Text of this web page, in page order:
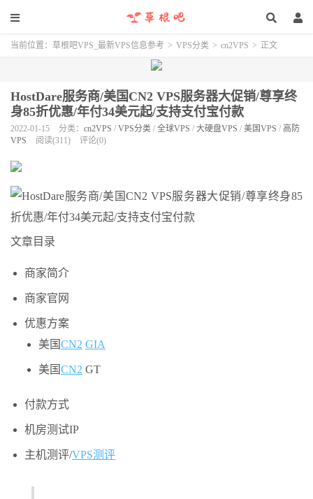
当前位置： 草根吧VPS_最新VPS信息参考 > VPS分类 > cn2VPS > 正文
HostDare服务商/美国CN2 VPS服务器大促销/尊享终
身85折优惠/年付34美元起/支持支付宝付款
2022-01-15 分类： cn2VPS / VPS分类 / 全球VPS / 大硬盘VPS / 美国VPS / 高防
VPS
阅读(311) 评论(0)
文章目录
商家简介
商家官网
优惠方案
美国CN2 GIA
美国CN2 GT
付款方式
机房测试IP
主机测评/VPS测评